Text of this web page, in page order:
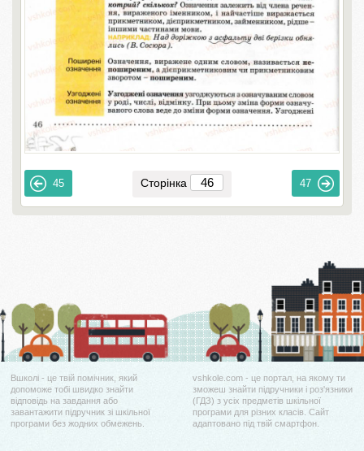
45 Сторінка 47
Вшколі - це твій помічник, який
допоможе тобі швидко знайти
відповідь на завдання або
завантажити підручник зі шкільної
програми без жодних обмежень.
vshkole.com - це портал, на якому ти
зможеш знайти підручники і роз'язники
(ГДЗ) з усіх предметів шкільної
програми для різних класів. Сайт
адаптовано під твій смартфон.